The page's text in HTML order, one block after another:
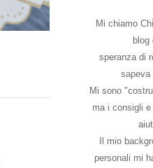
Mi chiamo
blog
speranza di
sapeva
Mi sono
ma i consigli
Il mio
personali mi